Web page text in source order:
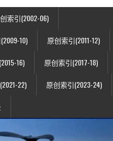
索引(2002-06)
10) 原创索引(2011-12)
16) 原创索引(2017-18)
22) 原创索引(2023-24)